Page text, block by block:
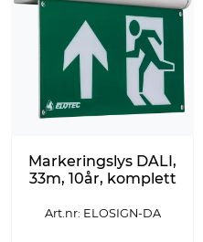
Markeringslys DALI,
33m, 10år, komplett
Art.nr: ELOSIGN-DA